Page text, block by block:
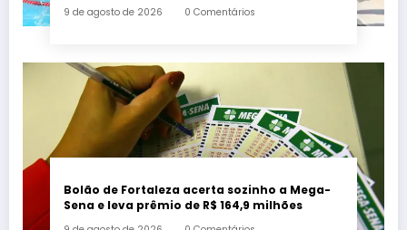
mural no Parque Oeste
9 de agosto de 2026 0 Comentários
Bolão de Fortaleza acerta sozinho a Mega-
Sena e leva prêmio de R$ 164,9 milhões